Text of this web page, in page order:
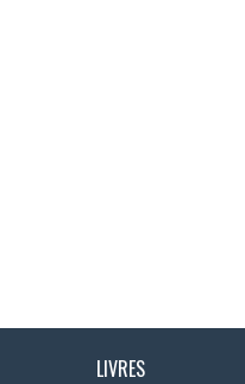
LIVRES